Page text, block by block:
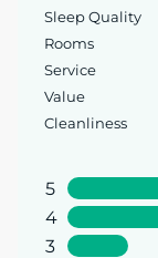
Sleep Quality
Rooms
Service
Value
Cleanliness
5
4
3